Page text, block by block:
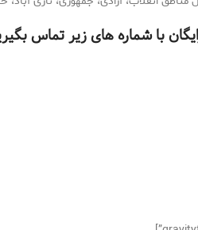
با شماره های زیر تماس